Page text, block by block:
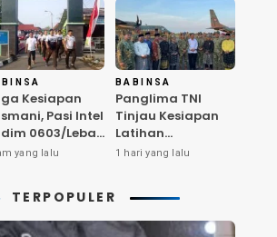
Kualitas SDM
Kunci Kekuatan
TNI
Kesiapan
Pasi Intel
0603/Lebak
Pembinaan
yang lalu
BABINSA
Panglima TNI
Tinjau Kesiapan
Latihan
Terintegrasi TNI
1 hari yang lalu
TERPOPULER